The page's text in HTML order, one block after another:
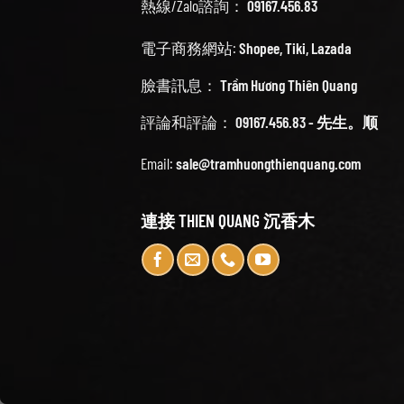
熱線/Zalo諮詢： 09167.456.83
電子商務網站: Shopee,Tiki, Lazada
臉書訊息： Trầm Hương Thiên Quang
評論和評論： 09167.456.83 - 先生。顺
Email: sale@tramhuongthienquang.com
連接 THIEN QUANG 沉香木